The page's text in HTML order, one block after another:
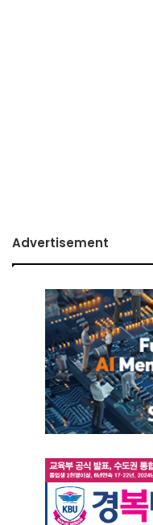
Advertisement